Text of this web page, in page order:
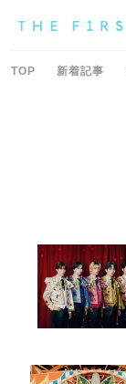
TOP 新着記事